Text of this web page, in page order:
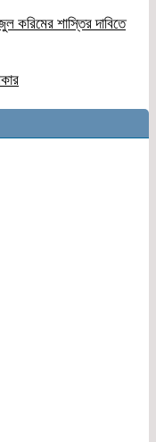
করিমের শাস্তির দাবিতে